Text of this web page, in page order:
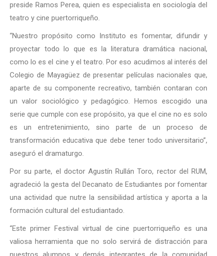
preside Ramos Perea, quien es especialista en sociología del
teatro y cine puertorriqueño.
“Nuestro propósito como Instituto es fomentar, difundir y
proyectar todo lo que es la literatura dramática nacional,
como lo es el cine y el teatro. Por eso acudimos al interés del
Colegio de Mayagüez de presentar películas nacionales que,
aparte de su componente recreativo, también contaran con
un valor sociológico y pedagógico. Hemos escogido una
serie que cumple con ese propósito, ya que el cine no es solo
es un entretenimiento, sino parte de un proceso de
transformación educativa que debe tener todo universitario”,
aseguró el dramaturgo.
Por su parte, el doctor Agustín Rullán Toro, rector del RUM,
agradeció la gesta del Decanato de Estudiantes por fomentar
una actividad que nutre la sensibilidad artística y aporta a la
formación cultural del estudiantado.
“Este primer Festival virtual de cine puertorriqueño es una
valiosa herramienta que no solo servirá de distracción para